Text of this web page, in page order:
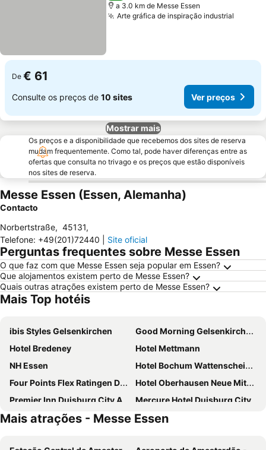
a 3.0 km de Messe Essen
Arte gráfica de inspiração industrial
De € 61
Consulte os preços de 10 sites Ver preços
Mostrar mais
Os preços e a disponibilidade que recebemos dos sites de reserva
mudam frequentemente. Como tal, pode haver diferenças entre as
ofertas que consulta no trivago e os preços que estão disponíveis
nos sites de reserva.
Messe Essen (Essen, Alemanha)
Contacto
Norbertstraße, 45131,
Telefone: +49(201)72440 Site oficial
Perguntas frequentes sobre Messe Essen
O que faz com que Messe Essen seja popular em Essen?
Que alojamentos existem perto de Messe Essen?
Quais outras atrações existem perto de Messe Essen?
Mais Top hotéis
ibis Styles Gelsenkirchen
Good Morning Gelsenkirchen City
Hotel Bredeney
Hotel Mettmann
NH Essen
Hotel Bochum Wattenscheid Affiliated by Meliá
Four Points Flex Ratingen Düsseldorf Airport
Hotel Oberhausen Neue Mitte Affiliated by Meliá
Premier Inn Duisburg City Altstadt
Mercure Hotel Duisburg City
Garner Hotel Essen - Handelshof By Ihg
Astoria City Resort
Mais atrações - Messe Essen